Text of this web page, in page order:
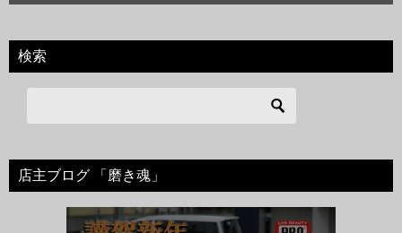
検索
店主ブログ 「磨き魂」